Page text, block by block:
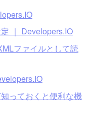
｜ Developers.IO
ファイルとして読
っておくと便利な機